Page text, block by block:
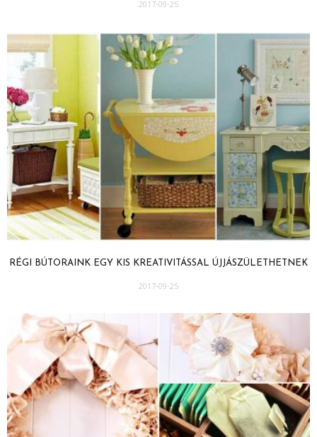
2017-09-25
RÉGI BÚTORAINK EGY KIS KREATIVITÁSSAL ÚJJÁSZÜLETHETNEK
2017-09-25